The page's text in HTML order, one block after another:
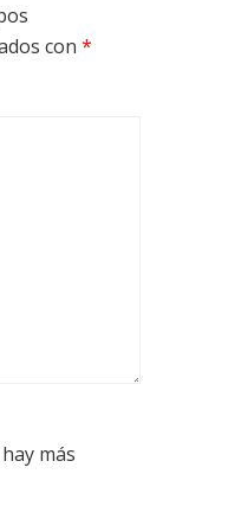
con *
más